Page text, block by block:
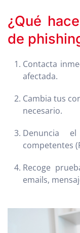
¿Qué
de
Contacta
afectada.
Cambia tus
necesario.
Denuncia
competentes
Recoge
emails,